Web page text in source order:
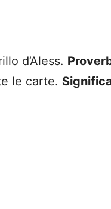
d’Aless.
le carte.